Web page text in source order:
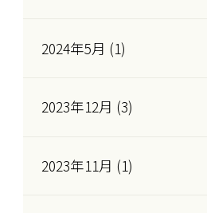
2024年5月 (1)
2023年12月 (3)
2023年11月 (1)